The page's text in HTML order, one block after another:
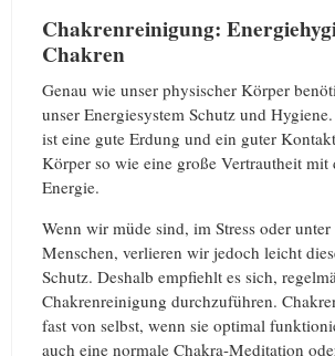
Chakrenreinigung:
Chakren
Genau wie unser physischer Körper
unser Energiesystem Schutz und
ist eine gute Erdung und ein guter
Körper so wie eine große Vertrautheit mit
Energie.
Wenn wir müde sind, im Stress oder
Menschen, verlieren wir jedoch leicht
Schutz. Deshalb empfiehlt es sich,
Chakrenreinigung durchzuführen.
fast von selbst, wenn sie optimal
auch eine normale Chakra-Meditation